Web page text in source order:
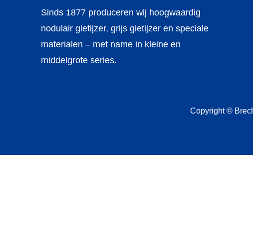
Sinds 1877 produceren wij hoogwaardig
nodulair gietijzer, grijs gietijzer en speciale
materialen – met name in kleine en
middelgrote series.
Copyright ©